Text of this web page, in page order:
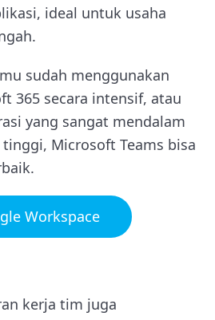
ideal untuk usaha
sudah menggunakan
365 secara intensif, atau
yang sangat mendalam
Microsoft Teams bisa
Workspace
kerja tim juga